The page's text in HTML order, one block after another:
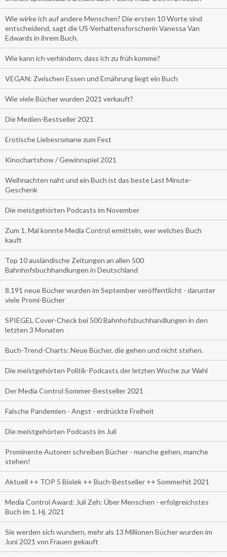
Wie wirke ich auf andere Menschen? Die ersten 10 Worte sind
entscheidend, sagt die US-Verhaltensforscherin Vanessa Van
Edwards in ihrem Buch.
Wie kann ich verhindern, dass ich zu früh komme?
VEGAN: Zwischen Essen und Ernährung liegt ein Buch
Wie viele Bücher wurden 2021 verkauft?
Die Medien-Bestseller 2021
Erotische Liebesromane zum Fest
Kinochartshow / Gewinnspiel 2021
Weihnachten naht und ein Buch ist das beste Last Minute-
Geschenk
Die meistgehörten Podcasts im November
Zum 1. Mal konnte Media Control ermitteln, wer welches Buch
kauft
Top 10 ausländische Zeitungen an allen 500
Bahnhofsbuchhandlungen in Deutschland
8.191 neue Bücher wurden im September veröffentlicht - darunter
viele Promi-Bücher
SPIEGEL Cover-Check bei 500 Bahnhofsbuchhandlungen in den
letzten 3 Monaten
Buch-Trend-Charts: Neue Bücher, die gehen und nicht stehen.
Die meistgehörten Politik-Podcasts der letzten Woche zur Wahl
Der Media Control Sommer-Bestseller 2021
Falsche Pandemien - Angst - erdrückte Freiheit
Die meistgehörten Podcasts im Juli
Prominente Autoren schreiben Bücher - manche gehen, manche
stehen!
Aktuell ++ TOP 5 Biolek ++ Buch-Bestseller ++ Sommerhit 2021
Media Control Award: Juli Zeh: Über Menschen - erfolgreichstes
Buch im 1. Hj. 2021
Sie werden sich wundern, mehr als 13 Millionen Bücher wurden im
Juni 2021 von Frauen gekauft